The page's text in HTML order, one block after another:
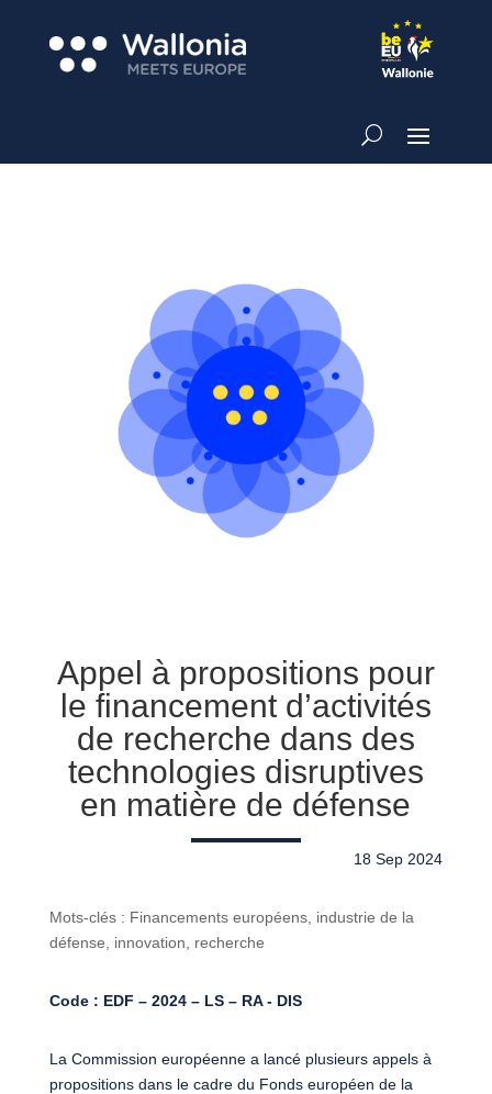
Appel à propositions pour
le financement d’activités
de recherche dans des
technologies disruptives
en matière de défense
18 Sep 2024
Mots-clés : Financements européens, industrie de la
défense, innovation, recherche
Code : EDF – 2024 – LS – RA - DIS
La Commission européenne a lancé plusieurs appels à
propositions dans le cadre du Fonds européen de la